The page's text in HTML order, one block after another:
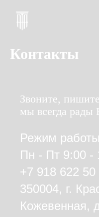
Контакты
Звоните,
мы всегда рады
Режим
Пн - Пт 9:00 -
+7 918 622 50
350004, г.
Кожевенная,